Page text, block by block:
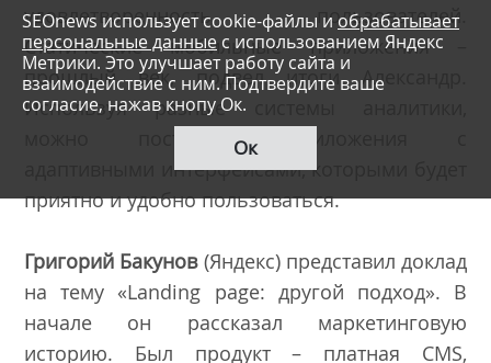
удовлетворенность пользователей.
Статические мобильные приложения –
прошлый век, подвел итоги Александр.
Используя разные системы аналитики,
можно построить приложения с
адаптивными интерфейсами, которыми будет
приятно и удобно пользоваться.
Григорий Бакунов(Яндекс) представил доклад
на тему «Landing page: другой подход». В
начале он рассказал маркетинговую
историю. Был продукт – платная CMS,
SEOnews использует cookie-файлы и обрабатывает
персональные данные с использованием Яндекс
Метрики. Это улучшает работу сайта и
взаимодействие с ним. Подтвердите ваше
согласие, нажав кнопу Ок.
Ок